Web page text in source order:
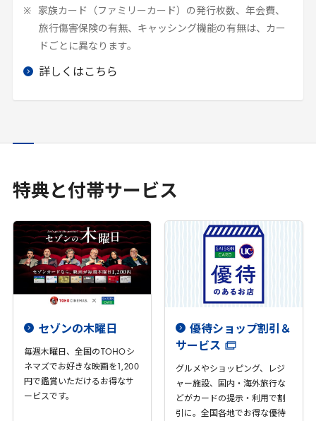
家族カード（ファミリーカード）の発行枚数、年会費、
旅行傷害保険の有無、キャッシング機能の有無は、カー
ドごとに異なります。
詳しくはこちら
特典と付帯サービス
セゾンの木曜日
毎週木曜日、全国の TOHOシ
ネマズでお好きな映画を
,200
円で鑑賞いただけるお得なサ
ービスです。
優待ショップ割引＆
サービス
グルメやショッピング、レジ
ャー施設、国内・海外旅行な
どがカードの提示・利用で割
引に。全国各地でお得な優待